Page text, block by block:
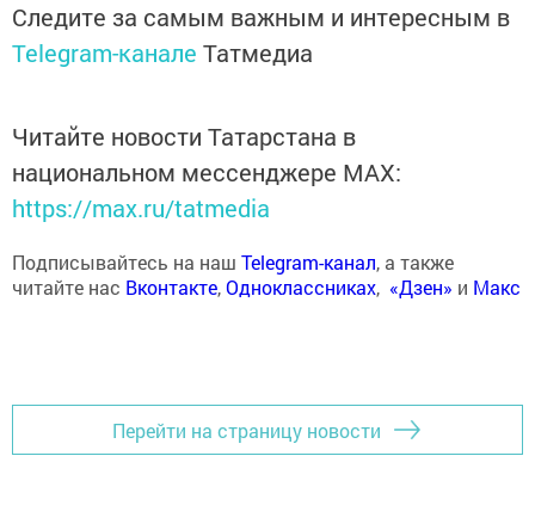
Следите за самым важным и интересным в
Telegram-канале Татмедиа
Читайте новости Татарстана в
национальном мессенджере MАХ:
https://max.ru/tatmedia
Подписывайтесь на наш Telegram-канал, а также
читайте нас Вконтакте,Одноклассниках, «Дзен» и Макс
Перейти на страницу новости